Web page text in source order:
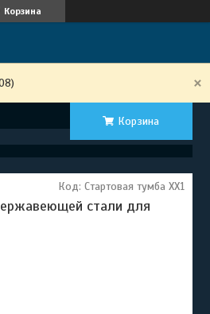
Корзина
Корзина
стали для
Код: Стартовая тумба XX1